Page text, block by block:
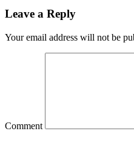
Leave a Reply
Your email address will not be
Comment